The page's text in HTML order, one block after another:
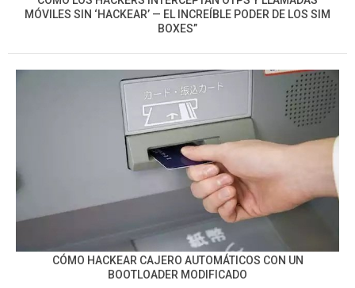
MÓVILES SIN ‘HACKEAR’ — EL INCREÍBLE PODER DE LOS SIM
BOXES”
CÓMO HACKEAR CAJERO AUTOMÁTICOS CON UN
BOOTLOADER MODIFICADO